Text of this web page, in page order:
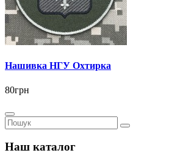
Нашивка НГУ Охтирка
80грн
Наш каталог